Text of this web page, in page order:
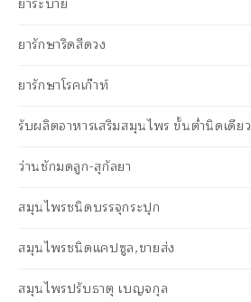
ยารักษาริดสีดวง
ยารักษาโรคเก๊าท์
รับผลิตอาหารเสริมสมุนไพร ขั้นต่ำนิดเดียว
ว่านชักมดลูก-สุกัลยา
สมุนไพรชนิดบรรจุกระปุก
สมุนไพรชนิดแคปซูล,ขายส่ง
สมุนไพรปรับธาตุ เบญจกุล